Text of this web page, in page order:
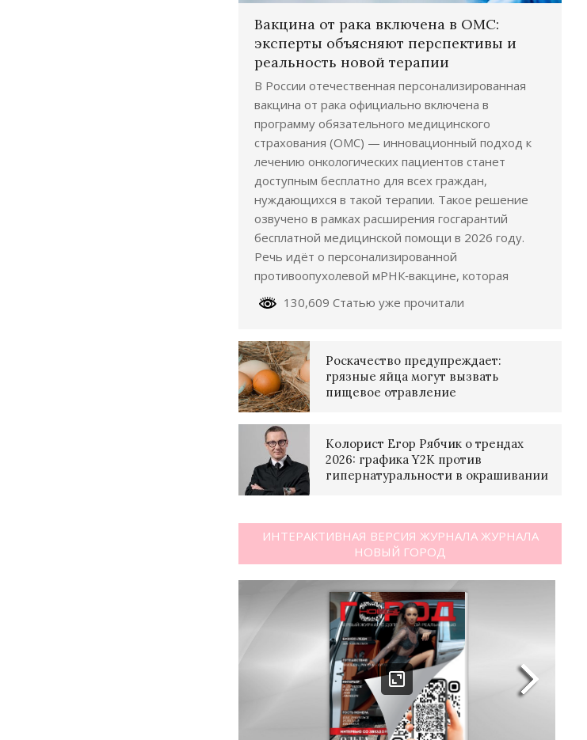
Вакцина от рака включена в ОМС:
эксперты объясняют перспективы и
реальность новой терапии
В России отечественная персонализированная
вакцина от рака официально включена в
программу обязательного медицинского
страхования (ОМС) — инновационный подход к
лечению онкологических пациентов станет
доступным бесплатно для всех граждан,
нуждающихся в такой терапии. Такое решение
озвучено в рамках расширения госгарантий
бесплатной медицинской помощи в 2026 году.
Речь идёт о персонализированной
противоопухолевой мРНК‑вакцине, которая
130,609 Статью уже прочитали
Роскачество предупреждает:
грязные яйца могут вызвать
пищевое отравление
Колорист Егор Рябчик о трендах
2026: графика Y2K против
гипернатуральности в окрашивании
ИНТЕРАКТИВНАЯ ВЕРСИЯ ЖУРНАЛА ЖУРНАЛА
НОВЫЙ ГОРОД